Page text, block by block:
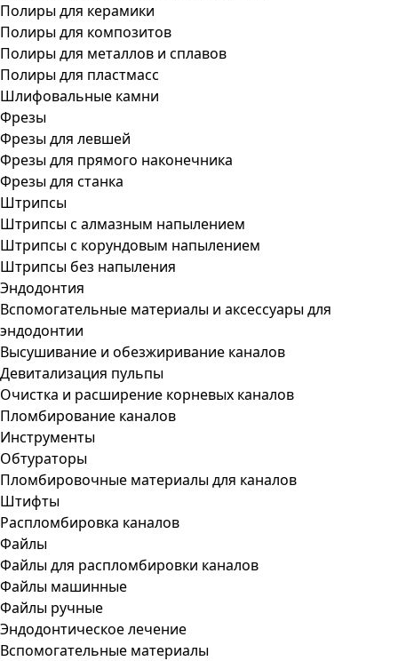
Полиры для керамики
Полиры для композитов
Полиры для металлов и сплавов
Полиры для пластмасс
Шлифовальные камни
Фрезы
Фрезы для левшей
Фрезы для прямого наконечника
Фрезы для станка
Штрипсы
Штрипсы c алмазным напылением
Штрипсы c корундовым напылением
Штрипсы без напыления
Эндодонтия
Вспомогательные материалы и аксессуары для
эндодонтии
Высушивание и обезжиривание каналов
Девитализация пульпы
Очистка и расширение корневых каналов
Пломбирование каналов
Инструменты
Обтураторы
Пломбировочные материалы для каналов
Штифты
Распломбировка каналов
Файлы
Файлы для распломбировки каналов
Файлы машинные
Файлы ручные
Эндодонтическое лечение
Вспомогательные материалы